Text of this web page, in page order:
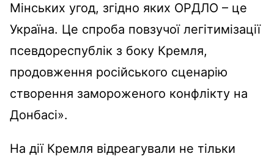
Мінських угод, згідно яких ОРДЛО – це
Україна. Це спроба повзучої легітимізації
псевдореспублік з боку Кремля,
продовження російського сценарію
створення замороженого конфлікту на
Донбасі».
На дії Кремля відреагували не тільки